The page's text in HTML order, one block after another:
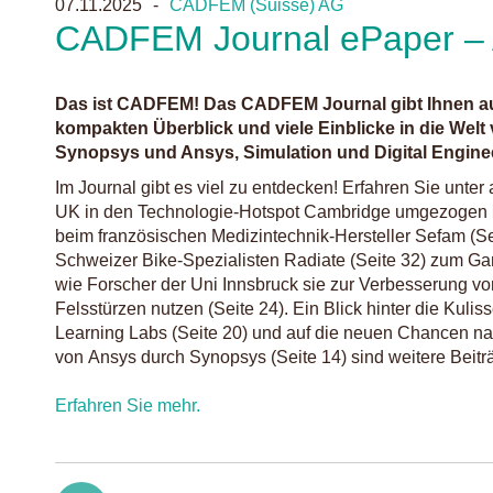
07.11.2025 CADFEM (Suisse) AG
CADFEM Journal ePaper
Das ist CADFEM! Das CADFEM Journal gibt Ihnen
kompakten Überblick und viele Einblicke in die Welt
Synopsys und Ansys, Simulation und Digital
Im Journal gibt es viel zu entdecken! Erfahren Sie
UK in den Technologie-Hotspot Cambridge
beim französischen Medizintechnik-Hersteller Sefam
Schweizer Bike-Spezialisten Radiate (Seite 32) zum
wie Forscher der Uni Innsbruck sie zur Verbesserung
Felsstürzen nutzen (Seite 24). Ein Blick hinter die
Learning Labs (Seite 20) und auf die neuen Chancen
von Ansys durch Synopsys (Seite 14) sind weitere
Erfahren Sie mehr.